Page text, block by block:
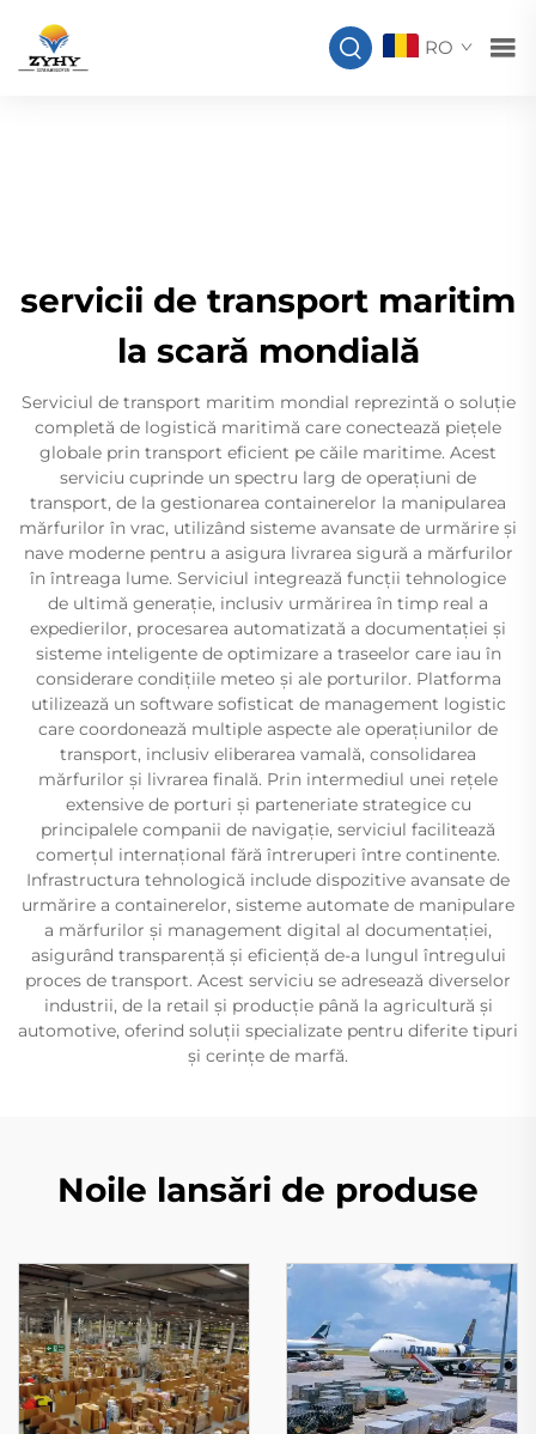
RO
servicii de transport maritim
la scară mondială
Serviciul de transport maritim mondial reprezintă o soluție
completă de logistică maritimă care conectează piețele
globale prin transport eficient pe căile maritime. Acest
serviciu cuprinde un spectru larg de operațiuni de
transport, de la gestionarea containerelor la manipularea
mărfurilor în vrac, utilizând sisteme avansate de urmărire și
nave moderne pentru a asigura livrarea sigură a mărfurilor
în întreaga lume. Serviciul integrează funcții tehnologice
de ultimă generație, inclusiv urmărirea în timp real a
expedierilor, procesarea automatizată a documentației și
sisteme inteligente de optimizare a traseelor care iau în
considerare condițiile meteo și ale porturilor. Platforma
utilizează un software sofisticat de management logistic
care coordonează multiple aspecte ale operațiunilor de
transport, inclusiv eliberarea vamală, consolidarea
mărfurilor și livrarea finală. Prin intermediul unei rețele
extensive de porturi și parteneriate strategice cu
principalele companii de navigație, serviciul facilitează
comerțul internațional fără întreruperi între continente.
Infrastructura tehnologică include dispozitive avansate de
urmărire a containerelor, sisteme automate de manipulare
a mărfurilor și management digital al documentației,
asigurând transparență și eficiență de-a lungul întregului
proces de transport. Acest serviciu se adresează diverselor
industrii, de la retail și producție până la agricultură și
automotive, oferind soluții specializate pentru diferite tipuri
și cerințe de marfă.
Noile lansări de produse